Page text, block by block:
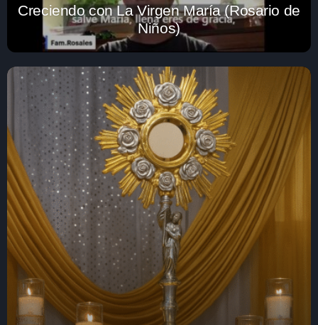
FREDDIE CHAVARRIA
Fe y Esperanza Alex y Lorenzo
Caballeros de Colón – Humberto
Caminando con María José & Manuel
Creciendo con La Virgen María (Rosario de
Niños)